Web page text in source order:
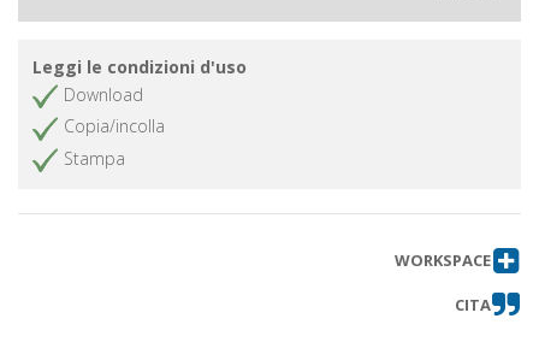
Leggi le condizioni d'uso
Download
Copia/incolla
Stampa
WORKSPACE
CITA